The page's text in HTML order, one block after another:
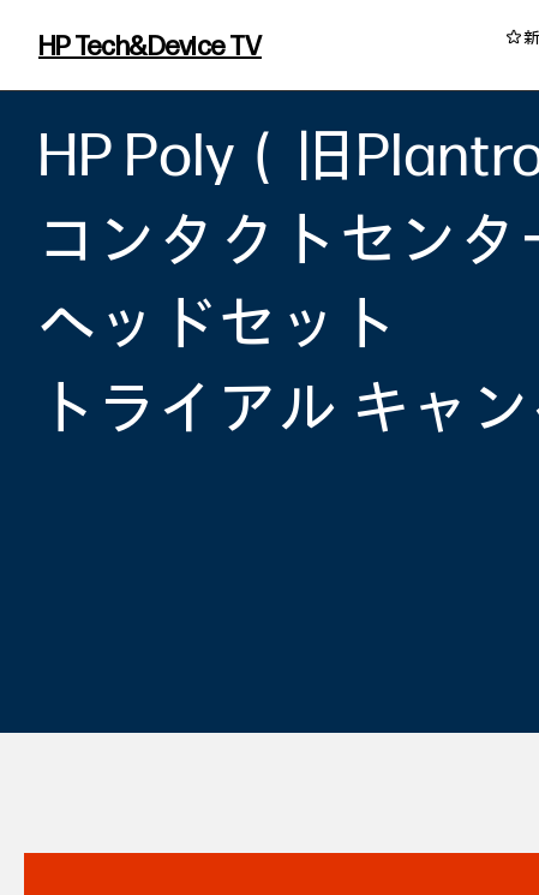
HP Tech&Device TV
イベント・コラム
HP Poly（旧
コンタクトセンタ
ヘッドセット
トライアル キャ